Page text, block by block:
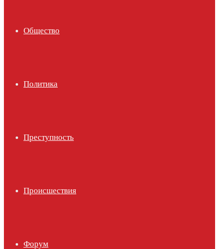
Общество
Политика
Преступность
Происшествия
Форум